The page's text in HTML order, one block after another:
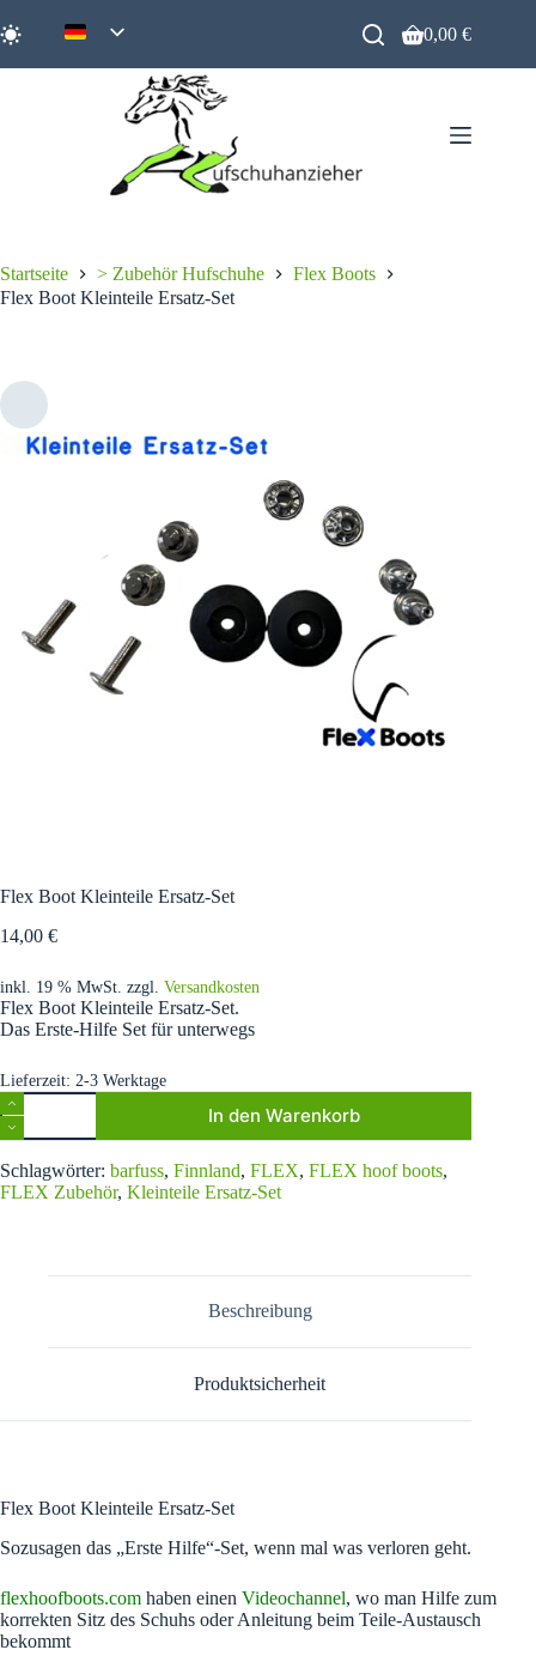
Inhalt
springen
Warenkorb
0,00€
Startseite > Zubehör Hufschuhe
Flex Boots
Flex Boot Kleinteile Ersatz-Set
Flex Boot Kleinteile Ersatz-Set
14,00 €
inkl. 19 % MwSt. zzgl. Versandkosten
Flex Boot Kleinteile Ersatz-Set.
Das Erste-Hilfe Set für unterwegs
Lieferzeit: 2-3 Werktage
Flex
Boot
Kleinteile
Ersatz-
Set
Menge
In den Warenkorb
l
t
Schlagwörter: barfuss, Finnland, FLEX, FLEX hoof boots,
FLEX Zubehör, Kleinteile Ersatz-Set
Beschreibung
Produktsicherheit
Flex Boot Kleinteile Ersatz-Set
Sozusagen das „Erste Hilfe“-Set, wenn mal was verloren geht.
flexhoofboots.com haben einen Videochannel, wo man Hilfe zum
korrekten Sitz des Schuhs oder Anleitung beim Teile-Austausch
bekommt